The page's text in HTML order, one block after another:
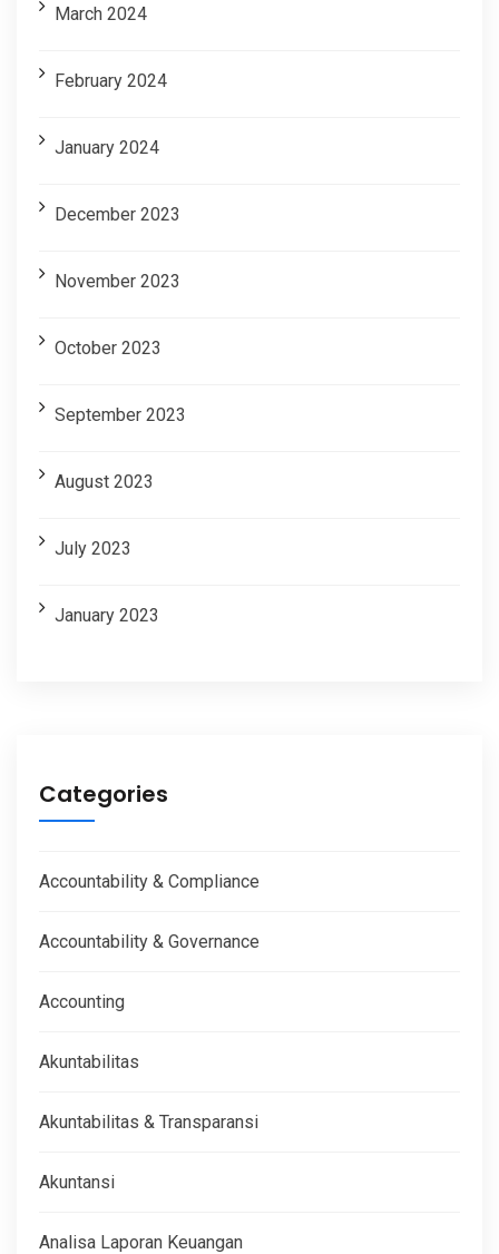
March 2024
February 2024
January 2024
December 2023
November 2023
October 2023
September 2023
August 2023
July 2023
January 2023
Categories
Accountability & Compliance
Accountability & Governance
Accounting
Akuntabilitas
Akuntabilitas & Transparansi
Akuntansi
Analisa Laporan Keuangan